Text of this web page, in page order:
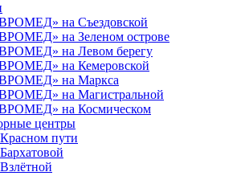
на Съездовской
на Зеленом острове
на Левом берегу
на Кемеровской
на Маркса
на Магистральной
на Космическом
центры
пути